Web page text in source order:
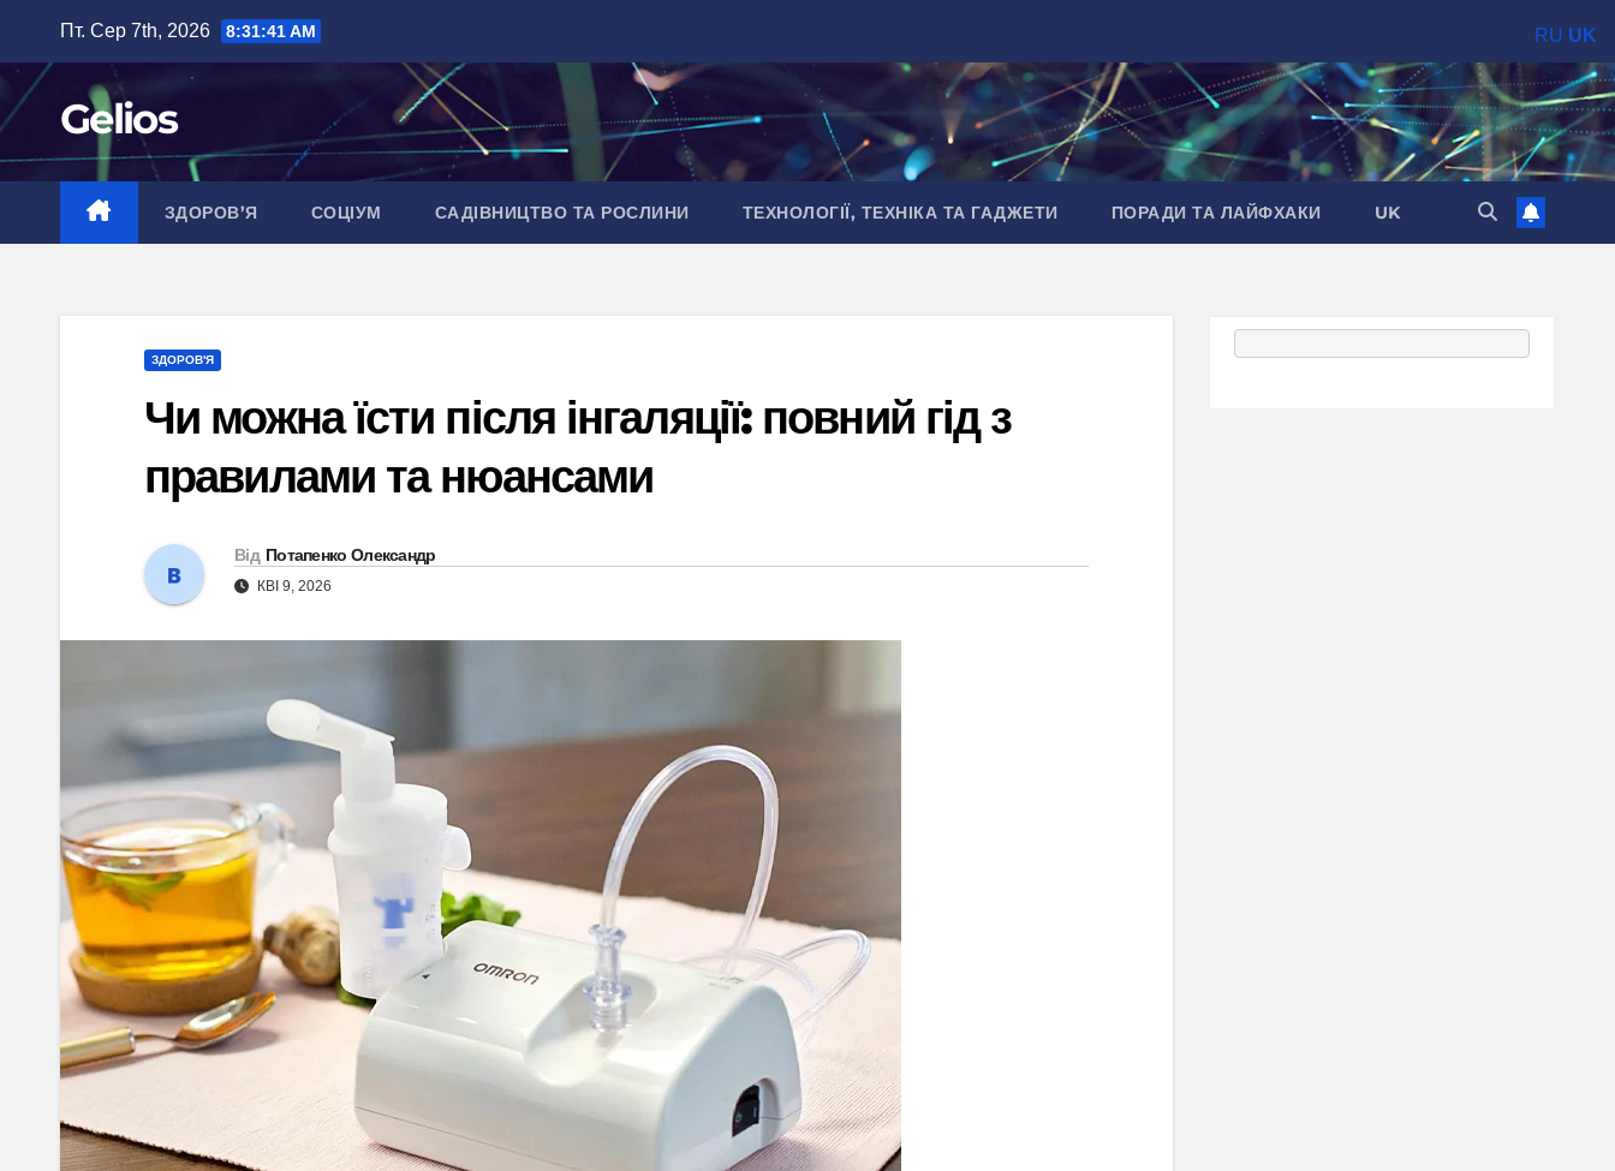
вмісту
Пт. Сер 7th, 2026 8:31:42 AM
Gelios
ЗДОРОВ’Я СОЦІУМ САДІВНИЦТВО ТА РОСЛИНИ ТЕХНОЛОГІЇ, ТЕХНІКА ТА ГАДЖЕТИ ПОРАДИ ТА ЛАЙФХАКИ UK
ЗДОРОВ'Я
Чи можна їсти після інгаляції: повний гід з
правилами та нюансами
Від Потапенко Олександр
КВІ 9, 2026
RU UK